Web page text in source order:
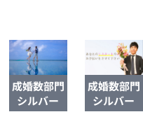
成婚数部門
シルバー
成婚数部門
シルバー